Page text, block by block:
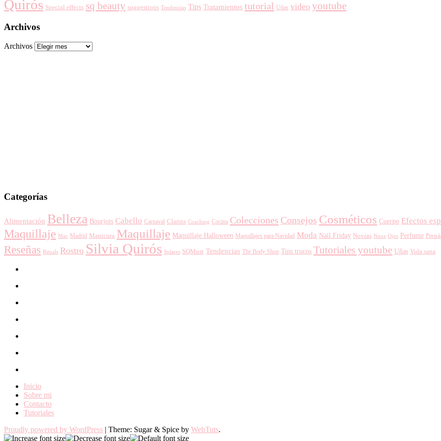
Quirós Special effects sq beauty suggestions Tendencias Tips Tratamientos tutorial Uñas video youtube
Archivos
Archivos
Categorías
Alimentación Belleza Bourjois Cabello Carnaval Clarins Coaching Cocina Colecciones Consejos Cosméticos Cuerpo Efectos
Maquillaje Mac Madrid Manicura Maquillaje Maquillaje Halloween Maquillajes para Navidad Moda Nail Friday Novias Nuxe Ojos Perfume
Reseñas Rituals Rostro Silvia Quirós Solares SQMust Tendencias The Body Shop Tips trucos Tutoriales youtube Uñas Vida sana
Inicio
Sobre mi
Contacto
Tutoriales
Proudly powered by WordPress | Theme: Sugar & Spice by WebTuts.